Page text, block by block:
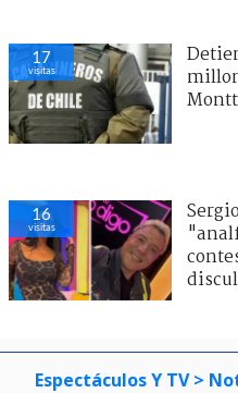
17
visitas
16
visitas
Espectáculos Y TV >